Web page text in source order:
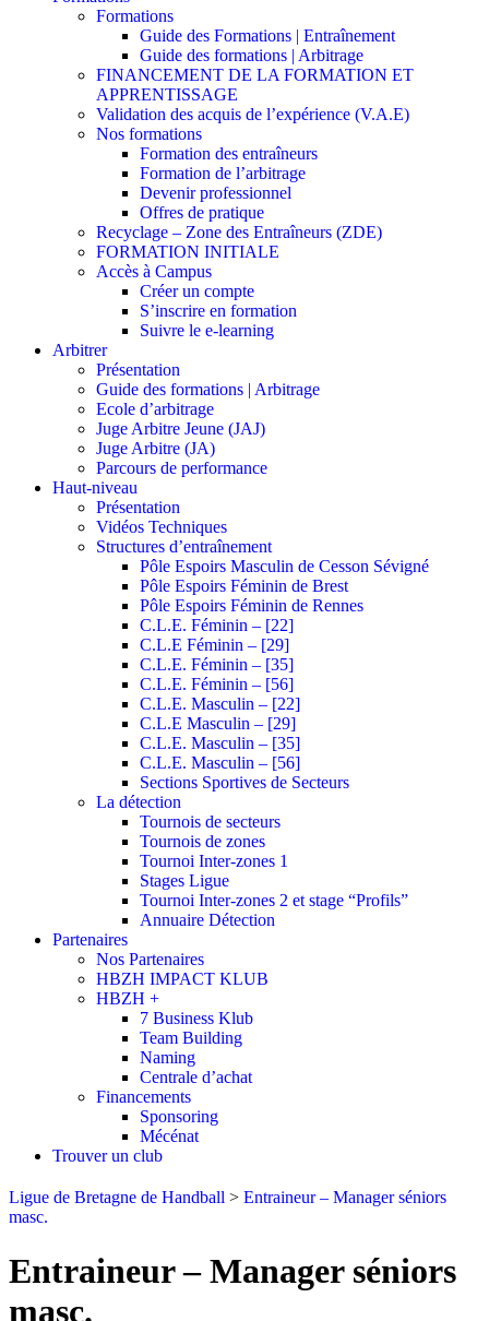
Formations
Guide des Formations | Entraînement
Guide des formations | Arbitrage
FINANCEMENT DE LA FORMATION ET
APPRENTISSAGE
Validation des acquis de l’expérience (V.A.E)
Nos formations
Formation des entraîneurs
Formation de l’arbitrage
Devenir professionnel
Offres de pratique
Recyclage – Zone des Entraîneurs (ZDE)
FORMATION INITIALE
Accès à Campus
Créer un compte
S’inscrire en formation
Suivre le e-learning
Arbitrer
Présentation
Guide des formations | Arbitrage
Ecole d’arbitrage
Juge Arbitre Jeune (JAJ)
Juge Arbitre (JA)
Parcours de performance
Haut-niveau
Présentation
Vidéos Techniques
Structures d’entraînement
Pôle Espoirs Masculin de Cesson Sévigné
Pôle Espoirs Féminin de Brest
Pôle Espoirs Féminin de Rennes
C.L.E. Féminin – [22]
C.L.E Féminin – [29]
C.L.E. Féminin – [35]
C.L.E. Féminin – [56]
C.L.E. Masculin – [22]
C.L.E Masculin – [29]
C.L.E. Masculin – [35]
C.L.E. Masculin – [56]
Sections Sportives de Secteurs
La détection
Tournois de secteurs
Tournois de zones
Tournoi Inter-zones 1
Stages Ligue
Tournoi Inter-zones 2 et stage “Profils”
Annuaire Détection
Partenaires
Nos Partenaires
HBZH IMPACT KLUB
HBZH +
7 Business Klub
Team Building
Naming
Centrale d’achat
Financements
Sponsoring
Mécénat
Trouver un club
Ligue de Bretagne de Handball > Entraineur – Manager séniors
masc.
Entraineur – Manager séniors
masc.